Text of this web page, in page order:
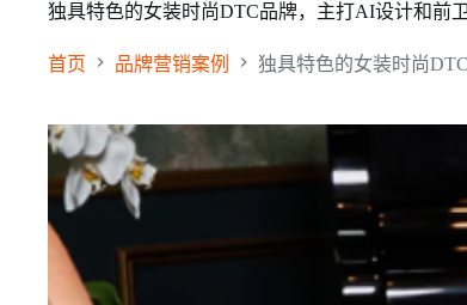
独具特色的女装时尚DTC品牌，主打AI设计和前
首页 品牌营销案例 独具特色的女装时尚